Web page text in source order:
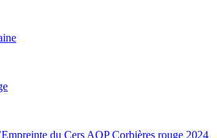
du Cers AOP Corbières rouge 2024